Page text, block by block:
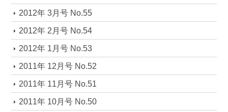
2012年 3月号 No.55
2012年 2月号 No.54
2012年 1月号 No.53
2011年 12月号 No.52
2011年 11月号 No.51
2011年 10月号 No.50